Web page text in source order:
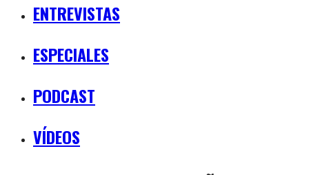
ENTREVISTAS
ESPECIALES
PODCAST
VÍDEOS